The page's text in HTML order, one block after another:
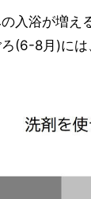
入浴が増え
(6-8月)に